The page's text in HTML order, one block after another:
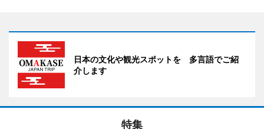
日本の文化や観光スポットを 多言語でご紹
介します
特集